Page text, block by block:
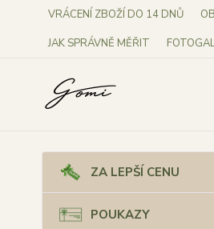
VRÁCENÍ ZBOŽÍ DO 14 DNŮ
JAK SPRÁVNĚ MĚŘIT
ZA LEPŠÍ CENU
POUKAZY